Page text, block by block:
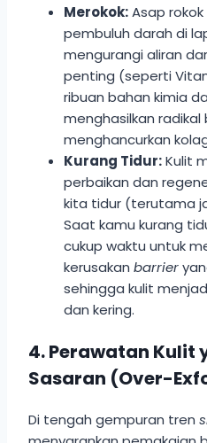
Merokok:Asap
pembuluh darah di
mengurangi aliran
penting (seperti
ribuan bahan kimia
menghasilkan
menghancurkan
Kurang Tidur:Kulit
perbaikan dan
kita tidur (terutama
Saat kamu kurang
cukup waktu untuk
kerusakan barrier
sehingga kulit
dan kering.
4. Perawatan Kulit
Sasaran (Over-
Di tengah gempuran tren